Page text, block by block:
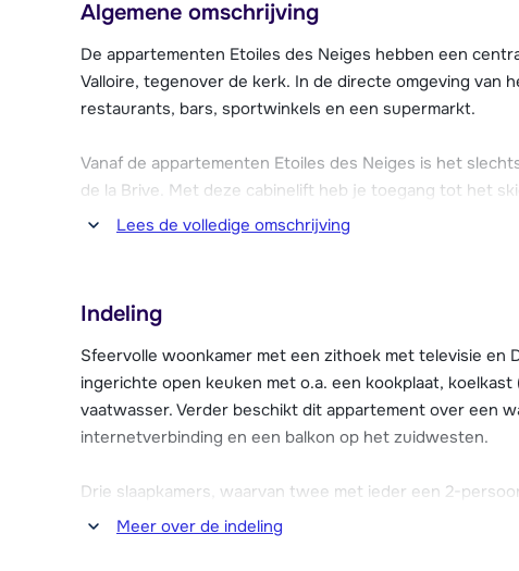
Algemene omschrijving
De appartementen Etoiles des Neiges hebben een
Valloire, tegenover de kerk. In de directe omgeving van
restaurants, bars, sportwinkels en een supermarkt.
Vanaf de appartementen Etoiles des Neiges is het
de la Brive. Met deze cabinelift heb je toegang tot het
150 km piste telt. Bij deze lift eindigen een rode en
appartementen, geschikt voor 6 tot 9 personen. De
Wi-Fi internetverbinding, wasmachine en droger en een
met skischoenendrogers en een lift aanwezig in het
gebouw.
Lees de volledige omschrijving
Indeling
Sfeervolle woonkamer met een zithoek met televisie en
ingerichte open keuken met o.a. een kookplaat,
vaatwasser. Verder beschikt dit appartement over een
internetverbinding en een balkon op het zuidwesten.
Drie slaapkamers, waarvan twee met ieder een 2-
met twee 1-persoonsbedden (80 x 190 cm) en televisie.
Meer over de indeling